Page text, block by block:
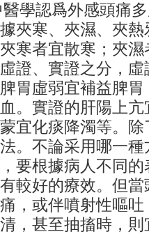
學認爲外感頭痛
夾寒、夾濕、夾
寒者宜散寒；夾
證、實證之分，
胃虛弱宜補益脾
。實證的肝陽上
宜化痰降濁等。
。不論采用哪一
要根據病人不同
較好的療效。但
，或伴噴射性嘔
，甚至抽搐時，